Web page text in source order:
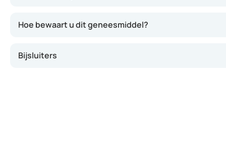
Hoe bewaart u dit geneesmiddel?
Bijsluiters